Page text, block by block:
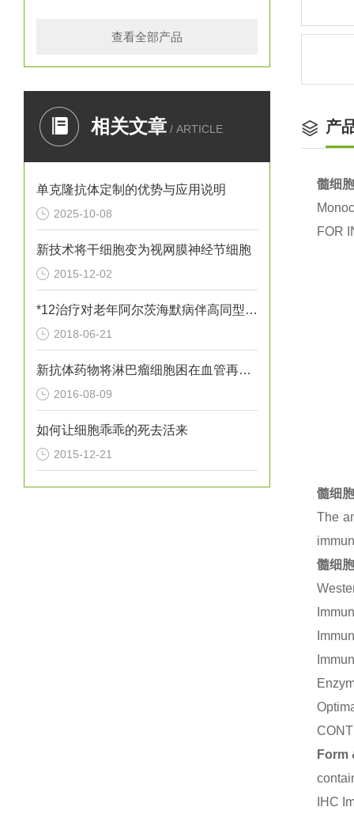
查看全部产品
相关文章 / ARTICLE
单克隆抗体定制的优势与应用说明
2025-10-08
新技术将干细胞变为视网膜神经节细胞
2015-12-02
*12治疗对老年阿尔茨海默病伴高同型半胱胺酸血症患者血清炎性因子
2018-06-21
新抗体药物将淋巴瘤细胞困在血管再进行“剿灭”
2016-08-09
如何让细胞乖乖的死去活来
2015-12-21
产
髓细
FOR
髓细
The
髓细
Form
IHC